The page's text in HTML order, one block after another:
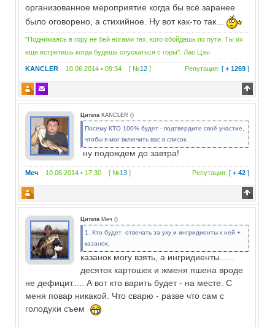
организованное мероприятие когда бы всё заранее
было оговорено, а стихийное. Ну вот как-то так...
"Поднимаясь в гору не бей ногами тех, кого обойдешь по пути. Ты их
еще встретишь когда будешь спускаться с горы". Лао Цзы
KANCLER 10.06.2014 • 09:34 [ №12 ] Репутация: [+ 1269 ]
Цитата KANCLER ()
Посему КТО 100% будет - подтвердите своё участие,
чтобы я мог включить вас в список.
ну подождем до завтра!
Меч 10.06.2014 • 17:30 [ №13 ] Репутация: [+ 42 ]
Цитата Меч ()
1. Кто будет отвечать за уху и ингридиенты к ней +
казанок,
казанок могу взять, а ингридиенты......
десяток картошек и жменя пшена вроде
не дефицит..... А вот кто варить будет - на месте. С
меня повар никакой. Что сварю - разве что сам с
голодухи съем